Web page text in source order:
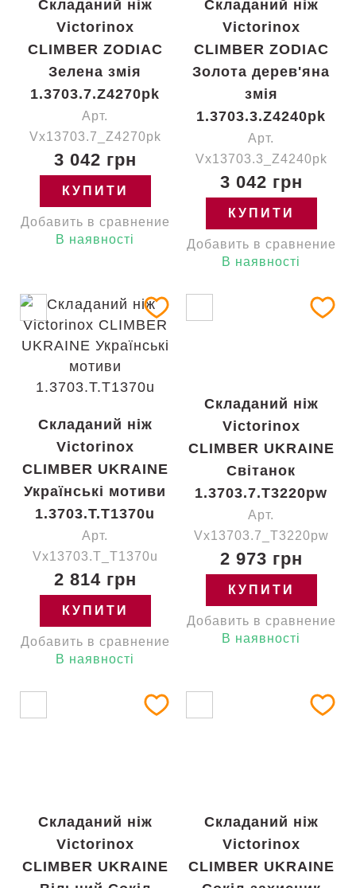
Складаний ніж
Victorinox
CLIMBER ZODIAC
Зелена змія
1.3703.7.Z4270pk
Арт.
Vx13703.7_Z4270pk
3 042 грн
КУПИТИ
Добавить в сравнение
В наявності
Складаний ніж
Victorinox
CLIMBER ZODIAC
Золота дерев'яна
змія
1.3703.3.Z4240pk
Арт.
Vx13703.3_Z4240pk
3 042 грн
КУПИТИ
Добавить в сравнение
В наявності
Складаний ніж
Victorinox
CLIMBER UKRAINE
Українські мотиви
1.3703.T.T1370u
Арт.
Vx13703.T_T1370u
2 814 грн
КУПИТИ
Добавить в сравнение
В наявності
Складаний ніж
Victorinox
CLIMBER UKRAINE
Світанок
1.3703.7.T3220pw
Арт.
Vx13703.7_T3220pw
2 973 грн
КУПИТИ
Добавить в сравнение
В наявності
Складаний ніж
Victorinox
CLIMBER UKRAINE
Складаний ніж
Victorinox
CLIMBER UKRAINE